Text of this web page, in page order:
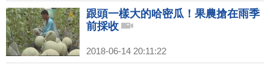
跟頭一樣大的哈密瓜！果農搶在雨季
前採收
2018-06-14 20:11:22